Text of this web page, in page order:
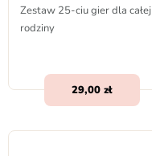
Zestaw 25-ciu gier dla całej
rodziny
29,00